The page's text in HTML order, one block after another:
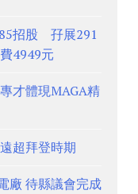
招股 孖展291
4949元
才體現MAGA精
超拜登時期
廠 待縣議會完成